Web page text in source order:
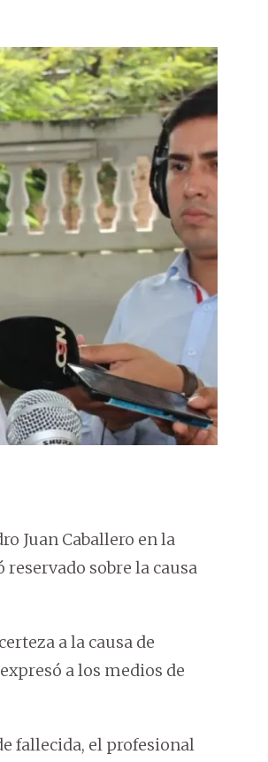
Juan Caballero en la
sobre la causa
a la causa de
a los medios de
fallecida, el profesional